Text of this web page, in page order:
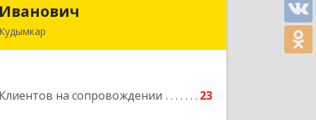
Иванович
Кудымкар
Клиентов на сопровождении 23
Подробнее